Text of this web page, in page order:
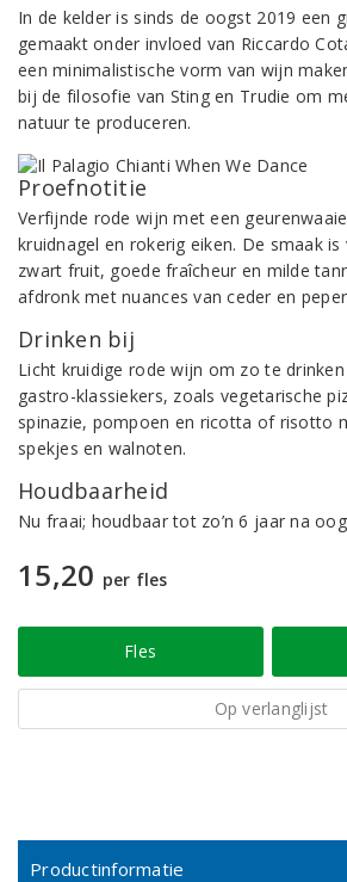
In de kelder is sinds de oogst 2019 een
gemaakt onder invloed van Riccardo
een minimalistische vorm van wijn
bij de filosofie van Sting en Trudie om
natuur te produceren.
Proefnotitie
Verfijnde rode wijn met een
kruidnagel en rokerig eiken. De smaak
zwart fruit, goede fraîcheur en milde
afdronk met nuances van ceder en
Drinken bij
Licht kruidige rode wijn om zo te
gastro-klassiekers, zoals vegetarische
spinazie, pompoen en ricotta of risotto
spekjes en walnoten.
Houdbaarheid
Nu fraai; houdbaar tot zo’n 6 jaar na
15,20 per fles
Fles
Op verlanglijst
Productinformatie